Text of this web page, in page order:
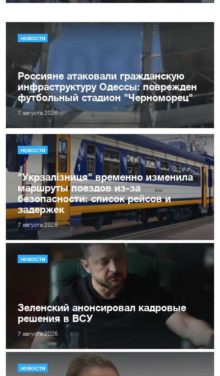
НОВОСТИ
Россияне атаковали гражданскую
инфраструктуру Одессы: поврежден
футбольный стадион "Черноморец"
7 августа 2026
НОВОСТИ
"Укрзалізниця" временно изменила
маршруты поездов из-за
безопасности: список рейсов и
задержек
7 августа 2026
НОВОСТИ
Зеленский анонсировал кадровые
решения в ВСУ
7 августа 2026
НОВОСТИ